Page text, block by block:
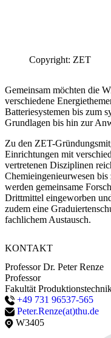
Copyright: ZET
​Gemeinsam möchten die
verschiedene
Batteriesystemen bis zum
Grundlagen bis hin zur
Zu den ZET-
Einrichtungen mit
vertretenen Disziplinen
Chemieingenieurwesen
werden gemeinsame
Drittmittel eingeworben
zudem eine
fachlichem Austausch.
KONTAKT
Professor Dr. Peter Renze
Professor
Fakultät
+49 731 96537-565
Peter.Renze(at)thu.de
W3405